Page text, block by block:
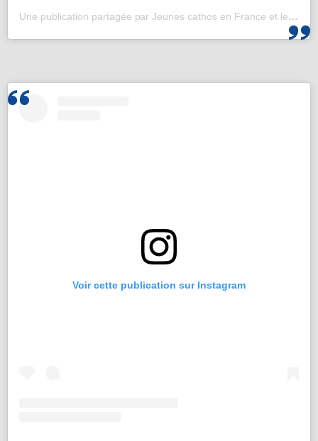
Une publication partagée par Jeunes cathos en France et les JMJ de Corée 2027 (@jeunescathos_fr)
Voir cette publication sur Instagram